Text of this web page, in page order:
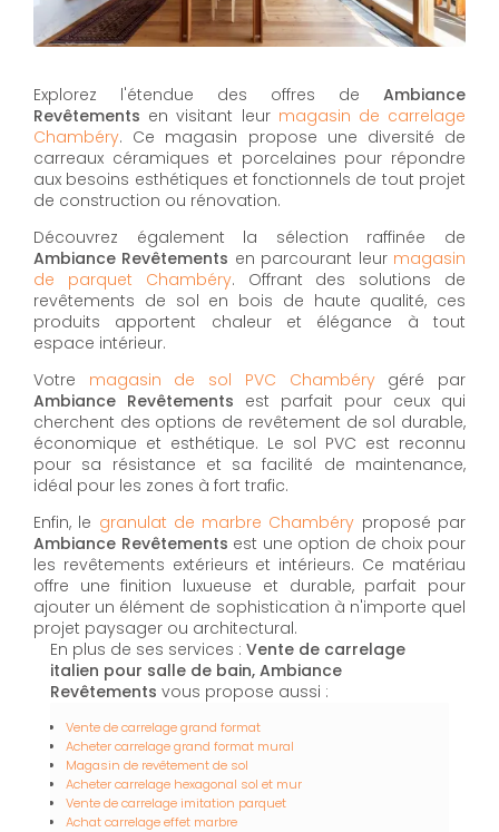
Explorez l'étendue des offres de Ambiance
Revêtements en visitant leur magasin de carrelage
Chambéry. Ce magasin propose une diversité de
carreaux céramiques et porcelaines pour répondre
aux besoins esthétiques et fonctionnels de tout projet
de construction ou rénovation.
Découvrez également la sélection raffinée de
Ambiance Revêtements en parcourant leur magasin
de parquet Chambéry. Offrant des solutions de
revêtements de sol en bois de haute qualité, ces
produits apportent chaleur et élégance à tout
espace intérieur.
Votre magasin de sol PVC Chambérygéré par
Ambiance Revêtements est parfait pour ceux qui
cherchent des options de revêtement de sol durable,
économique et esthétique. Le sol PVC est reconnu
pour sa résistance et sa facilité de maintenance,
idéal pour les zones à fort trafic.
Enfin, le granulat de marbre Chambéry proposé par
Ambiance Revêtements est une option de choix pour
les revêtements extérieurs et intérieurs. Ce matériau
offre une finition luxueuse et durable, parfait pour
ajouter un élément de sophistication à n'importe quel
projet paysager ou architectural.
En plus de ses services : Vente de carrelage
italien pour salle de bain, Ambiance
Revêtements vous propose aussi :
Vente de carrelage grand format
Acheter carrelage grand format mural
Magasin de revêtement de sol
Acheter carrelage hexagonal sol et mur
Vente de carrelage imitation parquet
Achat carrelage effet marbre